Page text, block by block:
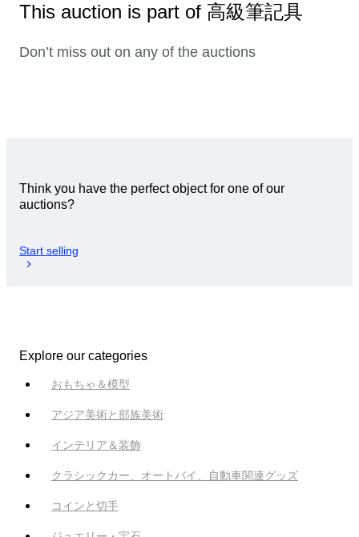
This auction is part of 高級筆記具
Don’t miss out on any of the auctions
Think you have the perfect object for one of our
auctions?
Start selling
Explore our categories
おもちゃ＆模型
アジア美術と部族美術
インテリア＆装飾
クラシックカー、オートバイ、自動車関連グッズ
コインと切手